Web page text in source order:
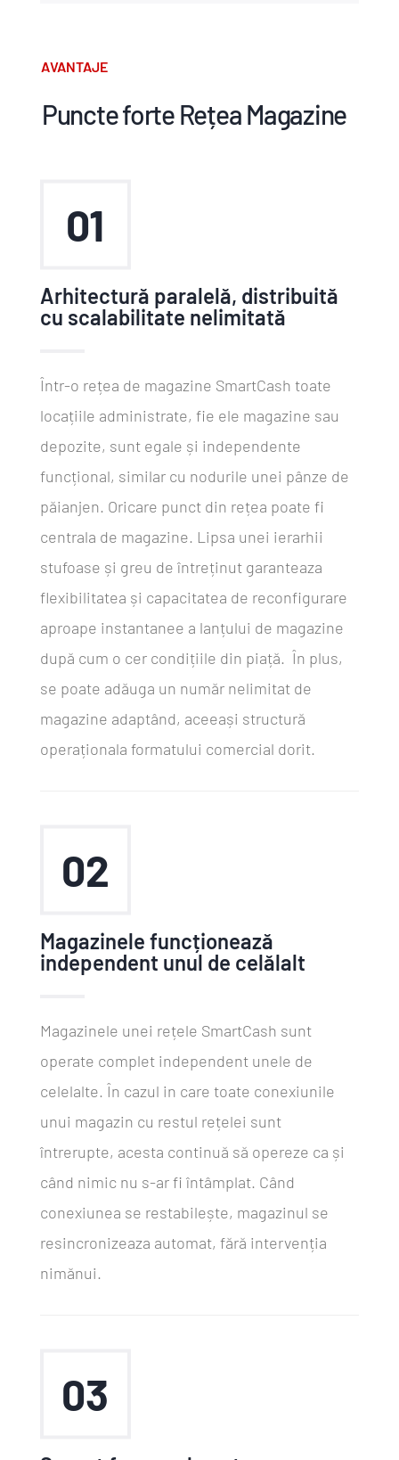
AVANTAJE
Puncte forte Rețea Magazine
01
Arhitectură paralelă, distribuită
cu scalabilitate nelimitată
Într-o rețea de magazine SmartCash toate
locațiile administrate, fie ele magazine sau
depozite, sunt egale și independente
funcțional, similar cu nodurile unei pânze de
păianjen. Oricare punct din rețea poate fi
centrala de magazine. Lipsa unei ierarhii
stufoase și greu de întreținut garanteaza
flexibilitatea și capacitatea de reconfigurare
aproape instantanee a lanțului de magazine
după cum o cer condițiile din piață. În plus,
se poate adăuga un număr nelimitat de
magazine adaptând, aceeași structură
operaționala formatului comercial dorit.
02
Magazinele funcționează
independent unul de celălalt
Magazinele unei rețele SmartCash sunt
operate complet independent unele de
celelalte. În cazul in care toate conexiunile
unui magazin cu restul rețelei sunt
întrerupte, acesta continuă să opereze ca și
când nimic nu s-ar fi întâmplat. Când
conexiunea se restabilește, magazinul se
resincronizeaza automat, fără intervenția
nimănui.
03